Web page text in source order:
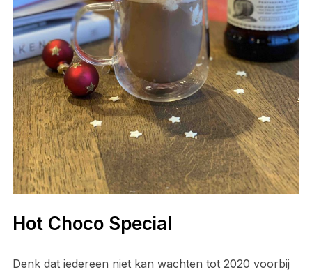
Hot Choco Special
Denk dat iedereen niet kan wachten tot 2020 voorbij